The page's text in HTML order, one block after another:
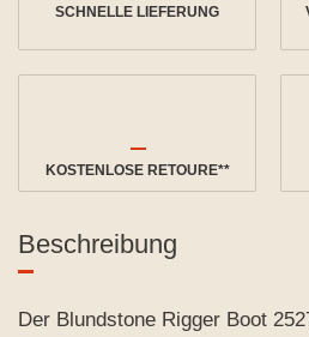
SCHNELLE LIEFERUNG
KOSTENLOSE RETOURE**
Beschreibung
Der Blundstone Rigger Boot